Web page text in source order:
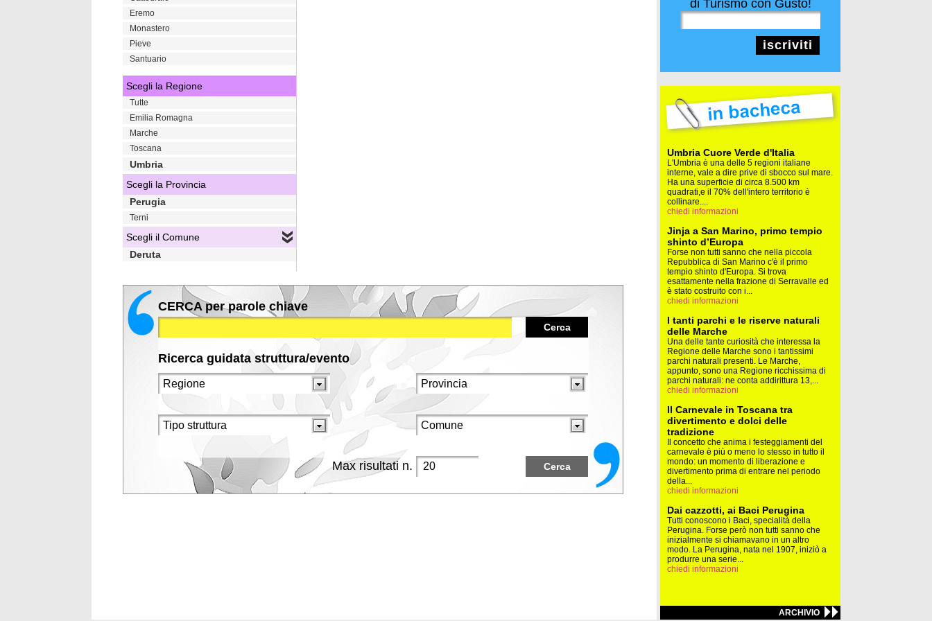
Eremo
Monastero
Pieve
Santuario
Scegli la Regione
Tutte
Emilia Romagna
Marche
Toscana
Umbria
Scegli la Provincia
Perugia
Terni
Scegli il Comune
Deruta
CERCA per parole chiave
Cerca
Ricerca guidata struttura/evento
Max risultati n. Cerca
di Turismo con Gusto!
iscriviti
Umbria Cuore Verde d'Italia
L'Umbria è una delle 5 regioni italiane
interne, vale a dire prive di sbocco sul mare.
Ha una superficie di circa 8.500 km
quadrati,e il 70% dell'intero territorio è
collinare....
chiedi informazioni
Jinja a San Marino, primo tempio
shinto d’Europa
Forse non tutti sanno che nella piccola
Repubblica di San Marino c'è il primo
tempio shinto d'Europa. Si trova
esattamente nella frazione di Serravalle ed
è stato costruito con i...
chiedi informazioni
I tanti parchi e le riserve naturali
delle Marche
Una delle tante curiosità che interessa la
Regione delle Marche sono i tantissimi
parchi naturali presenti. Le Marche,
appunto, sono una Regione ricchissima di
parchi naturali: ne conta addirittura 13,...
chiedi informazioni
Il Carnevale in Toscana tra
divertimento e dolci delle
tradizione
Il concetto che anima i festeggiamenti del
carnevale è più o meno lo stesso in tutto il
mondo: un momento di liberazione e
divertimento prima di entrare nel periodo
della...
chiedi informazioni
Dai cazzotti, ai Baci Perugina
Tutti conoscono i Baci, specialità della
Perugina. Forse però non tutti sanno che
inizialmente si chiamavano in un altro
modo. La Perugina, nata nel 1907, iniziò a
produrre una serie...
chiedi informazioni
ARCHIVIO